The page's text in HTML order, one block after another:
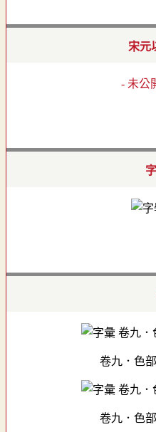
宋元
- 未公
卷九．色
卷九．色